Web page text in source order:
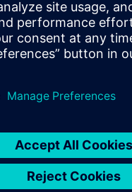
(ili ekvivalent) 32-bitni
1280x1024